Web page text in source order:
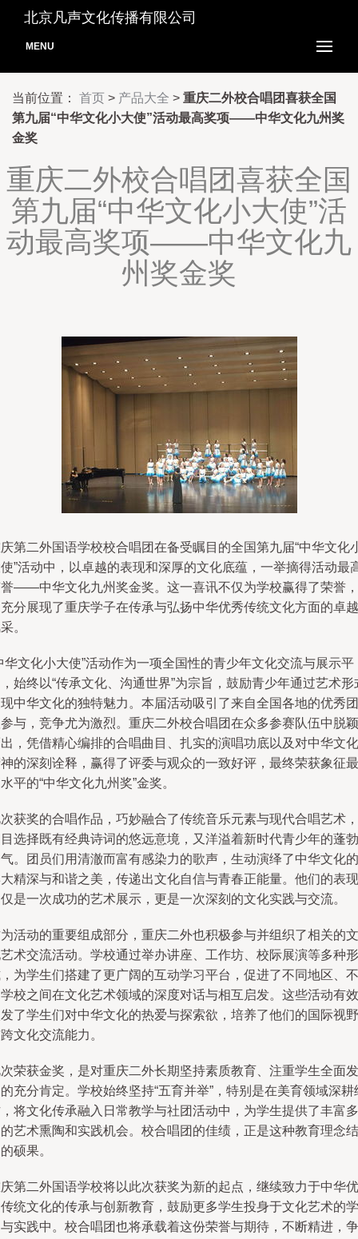
北京凡声文化传播有限公司
MENU
当前位置： 首页 > 产品大全 > 重庆二外校合唱团喜获全国
第九届“中华文化小大使”活动最高奖项——中华文化九州奖
金奖
重庆二外校合唱团喜获全国
第九届“中华文化小大使”活
动最高奖项——中华文化九
州奖金奖
第二外国语学校校合唱团在备受瞩目的全国第九届“中华文化
”活动中，以卓越的表现和深厚的文化底蕴，一举摘得活动最
——中华文化九州奖金奖。这一喜讯不仅为学校赢得了荣誉，
分展现了重庆学子在传承与弘扬中华优秀传统文化方面的卓越
。
华文化小大使”活动作为一项全国性的青少年文化交流与展示平
始终以“传承文化、沟通世界”为宗旨，鼓励青少年通过艺术形
中华文化的独特魅力。本届活动吸引了来自全国各地的优秀团
与，竞争尤为激烈。重庆二外校合唱团在众多参赛队伍中脱颖
，凭借精心编排的合唱曲目、扎实的演唱功底以及对中华文化
的深刻诠释，赢得了评委与观众的一致好评，最终荣获象征最
平的“中华文化九州奖”金奖。
获奖的合唱作品，巧妙融合了传统音乐元素与现代合唱艺术，
选择既有经典诗词的悠远意境，又洋溢着新时代青少年的蓬勃
。团员们用清澈而富有感染力的歌声，生动演绎了中华文化的
精深与和谐之美，传递出文化自信与青春正能量。他们的表现
是一次成功的艺术展示，更是一次深刻的文化实践与交流。
活动的重要组成部分，重庆二外也积极参与并组织了相关的文
术交流活动。学校通过举办讲座、工作坊、校际展演等多种形
为学生们搭建了更广阔的互动学习平台，促进了不同地区、不
校之间在文化艺术领域的深度对话与相互启发。这些活动有效
了学生们对中华文化的热爱与探索欲，培养了他们的国际视野
文化交流能力。
荣获金奖，是对重庆二外长期坚持素质教育、注重学生全面发
充分肯定。学校始终坚持“五育并举”，特别是在美育领域深耕
将文化传承融入日常教学与社团活动中，为学生提供了丰富多
艺术熏陶和实践机会。校合唱团的佳绩，正是这种教育理念结
硕果。
第二外国语学校将以此次获奖为新的起点，继续致力于中华优
统文化的传承与创新教育，鼓励更多学生投身于文化艺术的学
实践中。校合唱团也将承载着这份荣誉与期待，不断精进，争